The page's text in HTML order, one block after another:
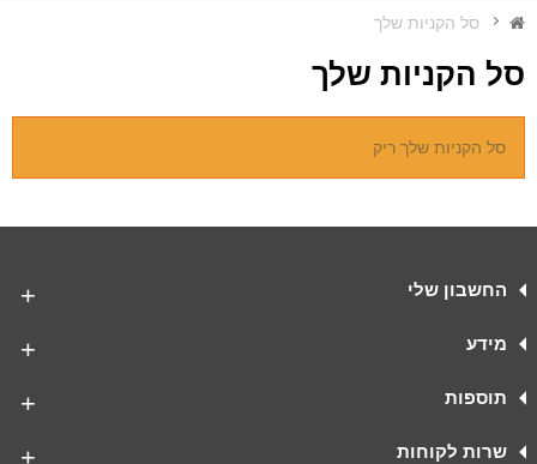
סל הקניות שלך
סל הקניות שלך
סל הקניות שלך ריק
החשבון שלי
מידע
תוספות
שרות לקוחות